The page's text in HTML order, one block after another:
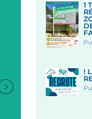
1
!